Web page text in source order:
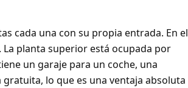
cada una con su propia entrada. En el
planta superior está ocupada por
un garaje para un coche, una
lo que es una ventaja absoluta